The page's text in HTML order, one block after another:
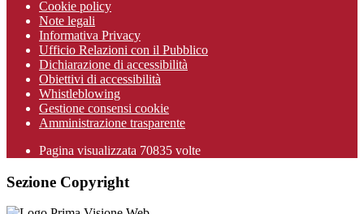
Cookie policy
Note legali
Informativa Privacy
Ufficio Relazioni con il Pubblico
Dichiarazione di accessibilità
Obiettivi di accessibilità
Whistleblowing
Gestione consensi cookie
Amministrazione trasparente
Pagina visualizzata 70835 volte
Sezione Copyright